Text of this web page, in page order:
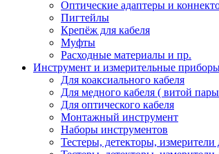
Оптические адаптеры и
Пигтейлы
Крепёж для кабеля
Муфты
Расходные материалы и пр.
Инструмент и измерительные
Для коаксиального кабеля
Для медного кабеля ( витой
Для оптического кабеля
Монтажный инструмент
Наборы инструментов
Тестеры, детекторы,